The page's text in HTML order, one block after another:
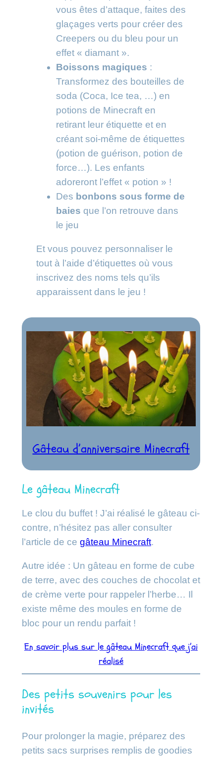
vous êtes d’attaque, faites des
glaçages verts pour créer des
Creepers ou du bleu pour un
effet « diamant ».
Boissons magiques :
Transformez des bouteilles de
soda (Coca, Ice tea, …) en
potions de Minecraft en
retirant leur étiquette et en
créant soi-même de étiquettes
(potion de guérison, potion de
force…). Les enfants
adoreront l’effet « potion » !
Des bonbons sous forme de
baies que l’on retrouve dans
le jeu
Et vous pouvez personnaliser le
tout à l’aide d’étiquettes où vous
inscrivez des noms tels qu’ils
apparaissent dans le jeu !
Gâteau d’anniversaire Minecraft
Le gâteau Minecraft
Le clou du buffet ! J’ai réalisé le gâteau ci-
contre, n’hésitez pas aller consulter
l’article de ce gâteau Minecraft.
Autre idée : Un gâteau en forme de cube
de terre, avec des couches de chocolat et
de crème verte pour rappeler l’herbe… Il
existe même des moules en forme de
bloc pour un rendu parfait !
En savoir plus sur le gâteau Minecraft que j’ai
réalisé
Des petits souvenirs pour les
invités
Pour prolonger la magie, préparez des
petits sacs surprises remplis de goodies